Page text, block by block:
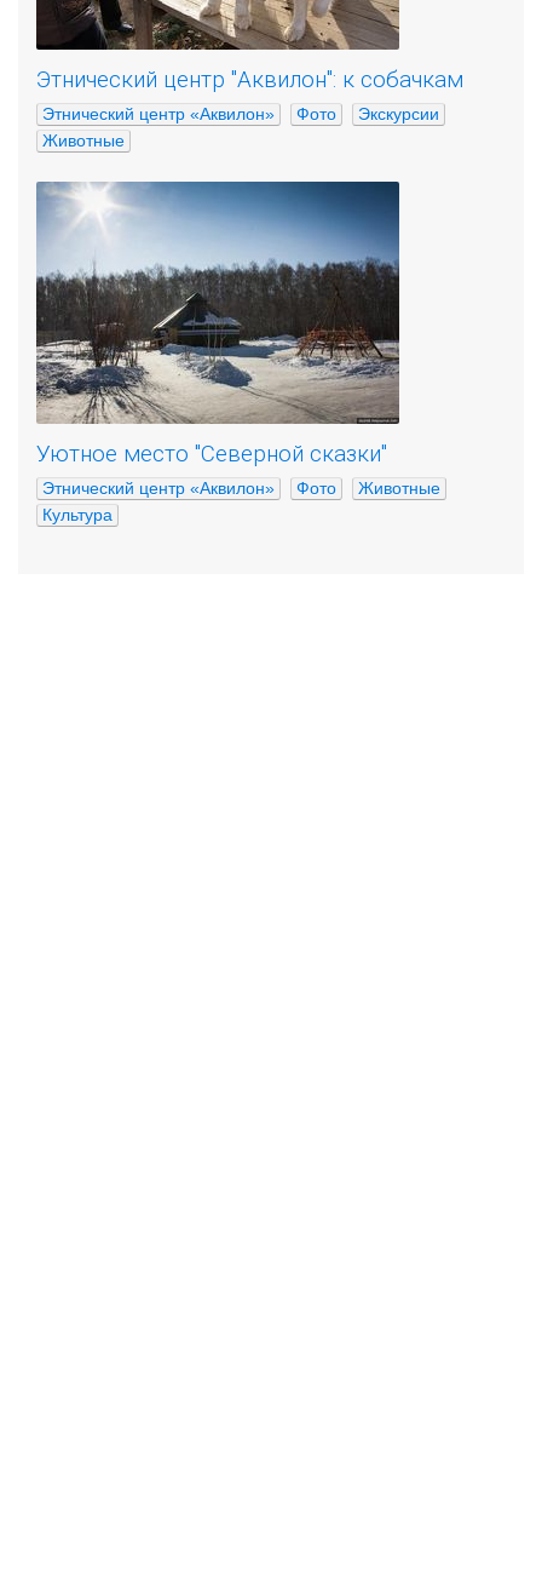
Этнический центр "Аквилон": к собачкам
Этнический центр «Аквилон» Фото
Экскурсии
Животные
Уютное место "Северной сказки"
Этнический центр «Аквилон» Фото
Животные
Культура